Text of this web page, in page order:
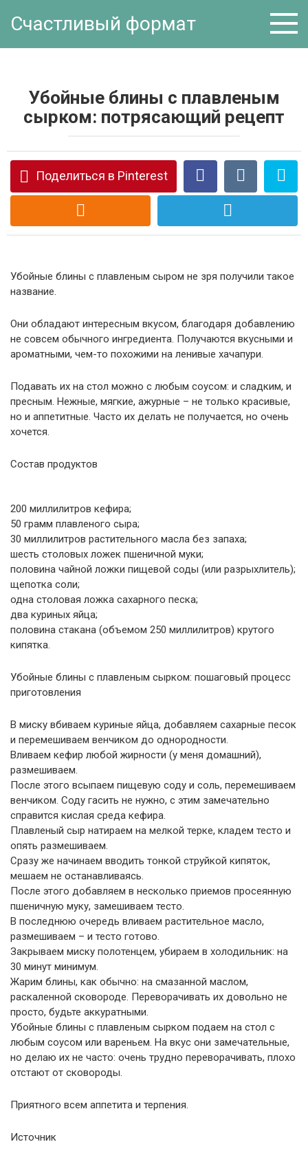
Счастливый формат
Убойные блины с плавленым
сырком: потрясающий рецепт
Поделиться в Pinterest
Убойные блины с плавленым сыром не зря получили такое
название.
Они обладают интересным вкусом, благодаря добавлению
не совсем обычного ингредиента. Получаются вкусными и
ароматными, чем-то похожими на ленивые хачапури.
Подавать их на стол можно с любым соусом: и сладким, и
пресным. Нежные, мягкие, ажурные – не только красивые,
но и аппетитные. Часто их делать не получается, но очень
хочется.
Состав продуктов
200 миллилитров кефира;
50 грамм плавленого сыра;
30 миллилитров растительного масла без запаха;
шесть столовых ложек пшеничной муки;
половина чайной ложки пищевой соды (или разрыхлитель);
щепотка соли;
одна столовая ложка сахарного песка;
два куриных яйца;
половина стакана (объемом 250 миллилитров) крутого
кипятка.
Убойные блины с плавленым сырком: пошаговый процесс
приготовления
В миску вбиваем куриные яйца, добавляем сахарные песок
и перемешиваем венчиком до однородности.
Вливаем кефир любой жирности (у меня домашний),
размешиваем.
После этого всыпаем пищевую соду и соль, перемешиваем
венчиком. Соду гасить не нужно, с этим замечательно
справится кислая среда кефира.
Плавленый сыр натираем на мелкой терке, кладем тесто и
опять размешиваем.
Сразу же начинаем вводить тонкой струйкой кипяток,
мешаем не останавливаясь.
После этого добавляем в несколько приемов просеянную
пшеничную муку, замешиваем тесто.
В последнюю очередь вливаем растительное масло,
размешиваем – и тесто готово.
Закрываем миску полотенцем, убираем в холодильник: на
30 минут минимум.
Жарим блины, как обычно: на смазанной маслом,
раскаленной сковороде. Переворачивать их довольно не
просто, будьте аккуратными.
Убойные блины с плавленым сырком подаем на стол с
любым соусом или вареньем. На вкус они замечательные,
но делаю их не часто: очень трудно переворачивать, плохо
отстают от сковороды.
Приятного всем аппетита и терпения.
Источник